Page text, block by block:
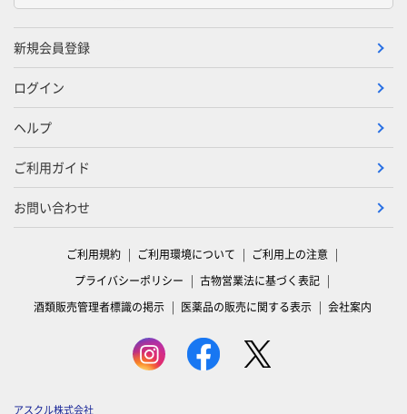
新規会員登録
ログイン
ヘルプ
ご利用ガイド
お問い合わせ
ご利用規約 ご利用環境について
ご利用上の注意
プライバシーポリシー
古物営業法に基づく表記
酒類販売管理者標識の掲示
医薬品の販売に関する表示 会社案内
アスクル株式会社